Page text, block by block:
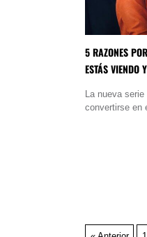
5 RAZONES
ESTÁS VIENDO
La nueva
convertirse en